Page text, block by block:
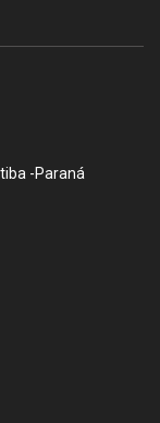
-Paraná